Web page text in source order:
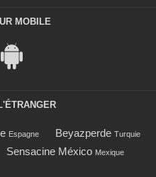
MOBILE
Espagne Beyazperde Turquie
Sensacine México Mexique